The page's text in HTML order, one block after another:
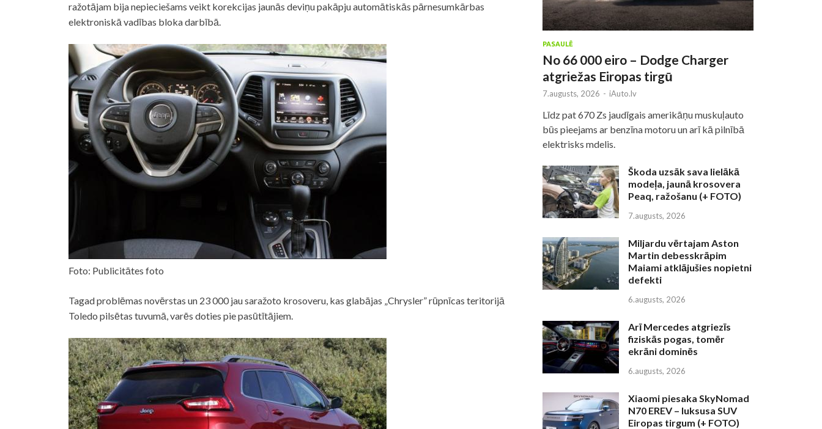
ražotājam bija nepieciešams veikt korekcijas jaunās deviņu pakāpju automātiskās pārnesumkārbas
elektroniskā vadības bloka darbībā.
Foto: Publicitātes foto
Tagad problēmas novērstas un 23 000 jau saražoto krosoveru, kas glabājas „Chrysler” rūpnīcas teritorijā
Toledo pilsētas tuvumā, varēs doties pie pasūtītājiem.
PASAULĒ
No 66 000 eiro – Dodge Charger
atgriežas Eiropas tirgū
7.augusts, 2026 - iAuto.lv
Līdz pat 670 Zs jaudīgais amerikāņu muskuļauto
būs pieejams ar benzīna motoru un arī kā pilnībā
elektrisks mdelis.
Škoda uzsāk sava lielākā
modeļa, jaunā krosovera
Peaq, ražošanu (+ FOTO)
7.augusts, 2026
Miljardu vērtajam Aston
Martin debesskrāpim
Maiami atklājušies nopietni
defekti
6.augusts, 2026
Arī Mercedes atgriezīs
fiziskās pogas, tomēr
ekrāni dominēs
6.augusts, 2026
Xiaomi piesaka SkyNomad
N70 EREV – luksusa SUV
Eiropas tirgum (+ FOTO)